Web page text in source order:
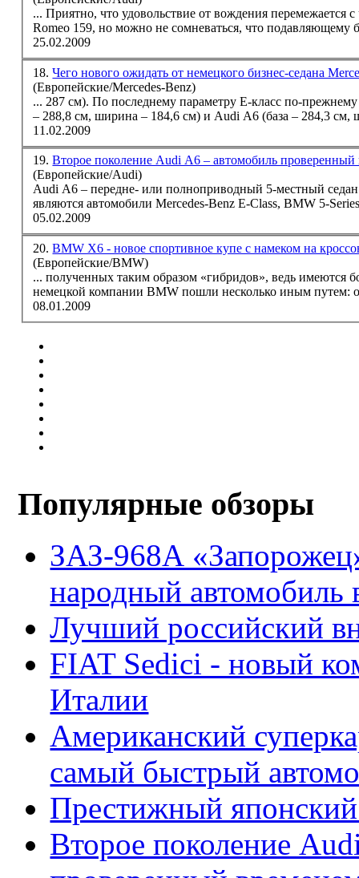
... Приятно, что удовольствие от вождения перемежается
Romeo 159, но можно не сомневаться, что подавляющему
25.02.2009
18.Чего нового ожидать от немецкого бизнес-седана
(Европейские/Mercedes-Benz)
... 287 см). По последнему параметру Е-класс по-
– 288,8 см, ширина – 184,6 см) и Audi А6 (база – 284,3 см,
11.02.2009
19.Второе поколение Audi A6 – автомобиль
(Европейские/Audi)
Audi A6 – передне- или полноприводный 5-местный
являются автомобили Mercedes-Benz E-Class,BMW 5-
05.02.2009
20.BMW X6 - новое спортивное купе с намеком на
(Европейские/BMW)
... полученных таким образом «гибридов», ведь имеются
немецкой компанииBMW пошли несколько иным путем:
08.01.2009
Популярные обзоры
ЗАЗ-968А
народный
Лучший российский
FIAT Sedici - новый
Италии
Американский
самый быстрый
Престижный
Второе поколение